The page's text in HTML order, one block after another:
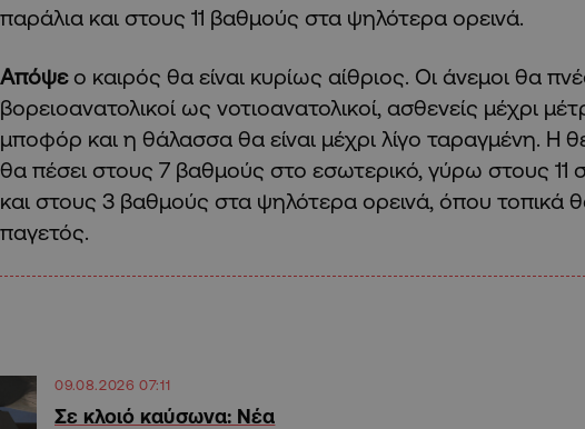
παράλια και στους 11 βαθμούς στα ψηλότερα ορεινά.
Απόψεο καιρός θα είναι κυρίως αίθριος. Οι άνεμοι θα
βορειοανατολικοί ως νοτιοανατολικοί, ασθενείς μέχρι
μποφόρ και η θάλασσα θα είναι μέχρι λίγο ταραγμένη. Η
θα πέσει στους 7 βαθμούς στο εσωτερικό, γύρω στους 11
και στους 3 βαθμούς στα ψηλότερα ορεινά, όπου τοπικά
παγετός.
09.08.2026 07:11
Σε κλοιό καύσωνα: Νέα